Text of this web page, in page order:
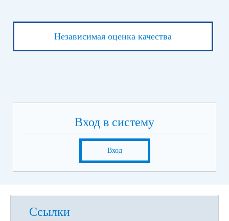
Независимая оценка качества
Вход в систему
Вход
Ссылки